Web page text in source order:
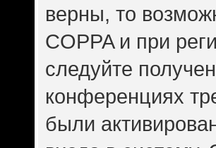
верны, то
COPPA и при
следуйте
конференциях
были